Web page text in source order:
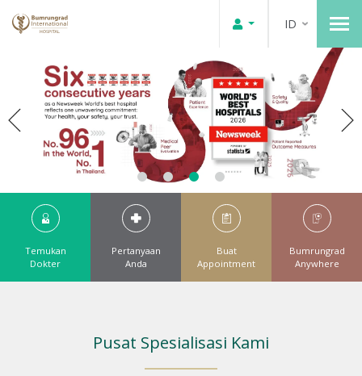
ID
Temukan
Dokter
Pertanyaan
Anda
Buat
Appointment
Bumrungrad
Anywhere
Pusat Spesialisasi Kami